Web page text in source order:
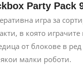
Party Pack
игра за
в която играчите
от блокове в
малки роботи.